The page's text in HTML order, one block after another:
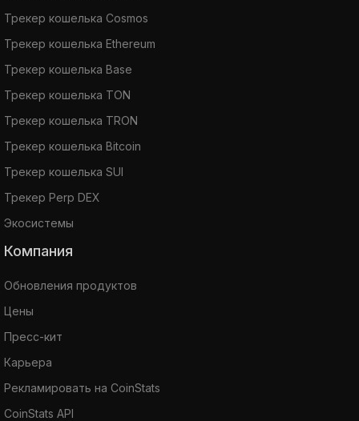
Трекер кошелька Cosmos
Трекер кошелька Ethereum
Трекер кошелька Base
Трекер кошелька TON
Трекер кошелька TRON
Трекер кошелька Bitcoin
Трекер кошелька SUI
Трекер Perp DEX
Экосистемы
Компания
Обновления продуктов
Цены
Пресс-кит
Карьера
Рекламировать на CoinStats
CoinStats API